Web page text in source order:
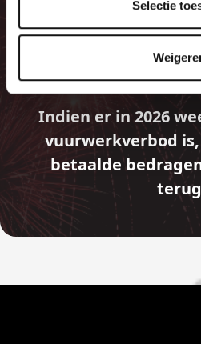
Selectie
Indien er in 2026
vuurwerkverbod
betaalde
terug